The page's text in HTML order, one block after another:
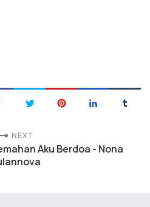
NEXT
Aku Berdoa - Nona